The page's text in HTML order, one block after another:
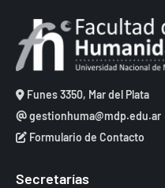
Funes 3350, Mar del Plata
gestionhuma@mdp.edu.ar
Formulario de Contacto
Secretarías